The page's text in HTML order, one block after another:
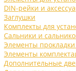
DIN-рейки и
Заглушки
Комплекты для
Сальники и
Элементы прокладки
Элементы
Дополнительные